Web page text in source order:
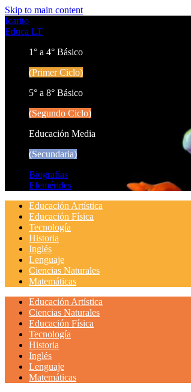
Skip to main content
Icarito
Educa LT
1° a 4° Básico
(Primer Ciclo)
5° a 8° Básico
(Segundo Ciclo)
Educación Media
(Secundaria)
Biografías
Efemérides
Educación Artística
Educación Física
Tecnología
Historia
Inglés
Lenguaje
Ciencias Naturales
Matemáticas
Educación Artística
Ciencias Naturales
Educación Física
Tecnología
Historia
Inglés
Lenguaje
Matemáticas